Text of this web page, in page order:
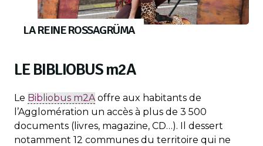
LA REINE ROSSAGRÜMA
LE BIBLIOBUSm2A
Le Bibliobus m2A offre aux habitants de
l’Agglomération un accès à plus de 3 500
documents (livres, magazine, CD…). Il dessert
notamment 12 communes du territoire qui ne